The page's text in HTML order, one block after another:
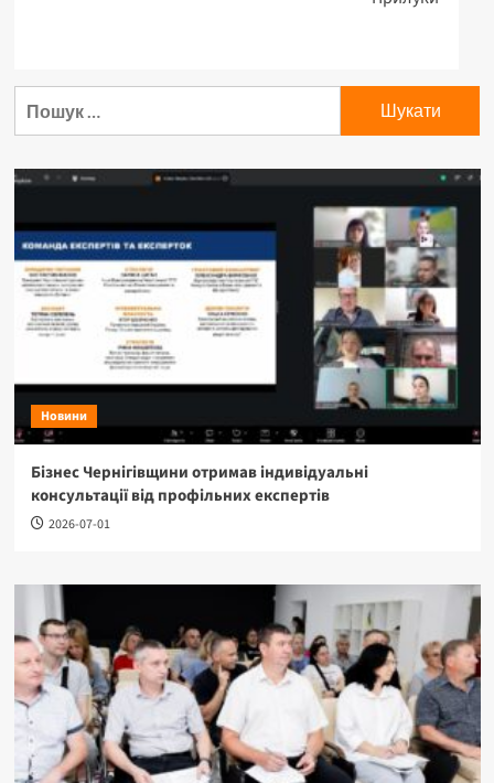
Новини
Бізнес Чернігівщини отримав індивідуальні
консультації від профільних експертів
2026-07-01